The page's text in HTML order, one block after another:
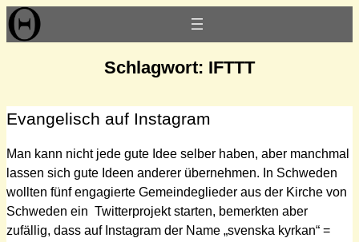
Zum
Inhalt
Schlagwort: IFTTT
Evangelisch auf Instagram
Man kann nicht jede gute Idee selber haben, aber manchmal
lassen sich gute Ideen anderer übernehmen. In Schweden
wollten fünf engagierte Gemeindeglieder aus der Kirche von
Schweden ein Twitterprojekt starten, bemerkten aber
zufällig, dass auf Instagram der Name „svenska kyrkan“ =